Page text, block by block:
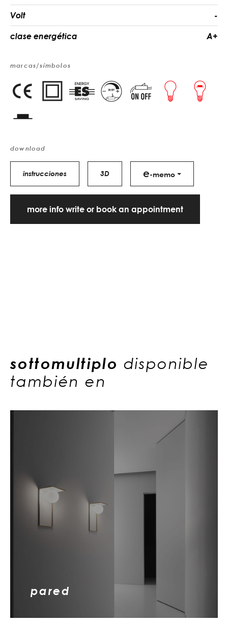
Volt -
clase energética A+
marcas/símbolos
download
instrucciones 3D e-memo
more info write or book an appointment
sottomultiplo disponible
también en
pared